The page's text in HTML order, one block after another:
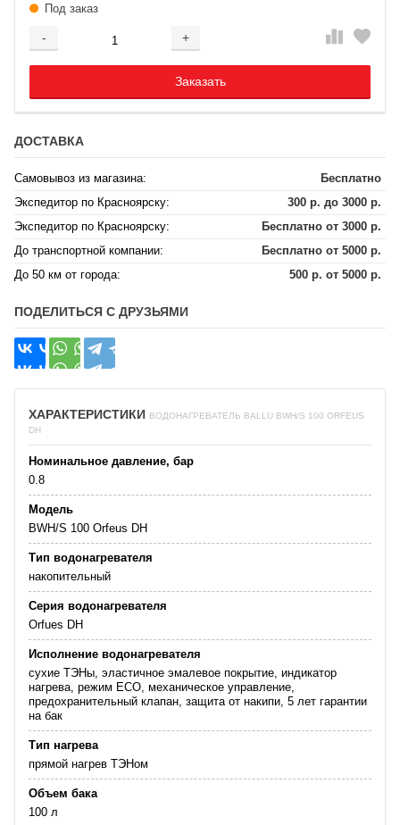
Под заказ
- +
Добавляется...
Заказать
Добавлен
ДОСТАВКА
Самовывоз из магазина:
Бесплатно
Экспедитор по Красноярску:
300 р. до 3000 р.
Экспедитор по Красноярску:
Бесплатно от 3000 р.
До транспортной компании:
Бесплатно от 5000 р.
До 50 км от города:
500 р. от 5000 р.
ПОДЕЛИТЬСЯ С ДРУЗЬЯМИ
ХАРАКТЕРИСТИКИ ВОДОНАГРЕВАТЕЛЬ BALLU BWH/S 100 ORFEUS
DH
Номинальное давление, бар
0.8
Модель
BWH/S 100 Orfeus DH
Тип водонагревателя
накопительный
Серия водонагревателя
Orfues DH
Исполнение водонагревателя
сухие ТЭНы, эластичное эмалевое покрытие, индикатор
нагрева, режим ECO, механическое управление,
предохранительный клапан, защита от накипи, 5 лет гарантии
на бак
Тип нагрева
прямой нагрев ТЭНом
Объем бака
100 л